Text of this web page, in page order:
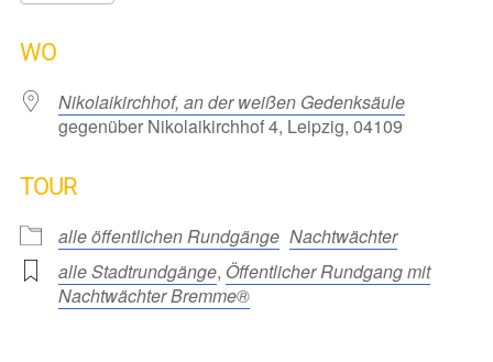
WO
Nikolaikirchhof, an der weißen Gedenksäule
gegenüber Nikolaikirchhof 4, Leipzig, 04109
TOUR
alle öffentlichen Rundgänge Nachtwächter
alle Stadtrundgänge, Öffentlicher Rundgang mit
Nachtwächter Bremme®